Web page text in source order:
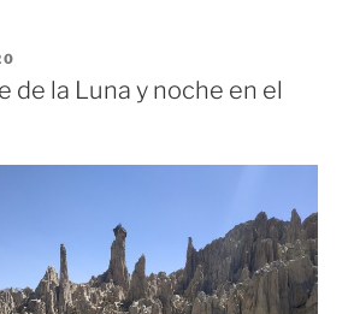
de la Luna y noche en el